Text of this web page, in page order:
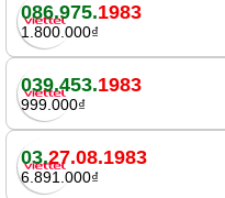
086.975.1983
1.800.000₫
039.453.1983
999.000₫
03.27.08.1983
6.891.000₫